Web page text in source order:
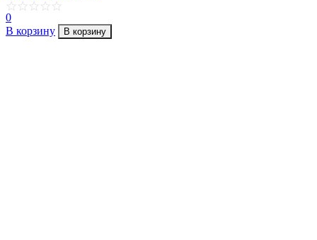
0
В корзину
В корзину